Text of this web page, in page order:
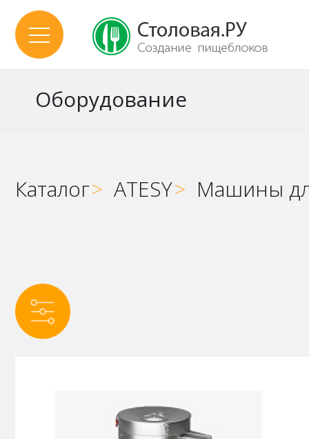
Оборудование
Каталог> ATESY> Машины